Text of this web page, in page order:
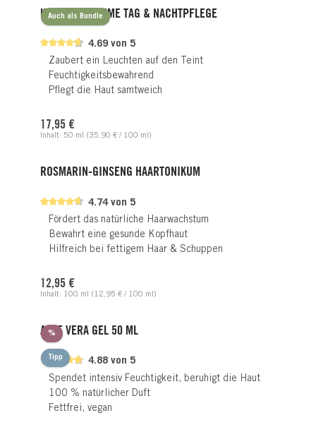
Auch als Bundle
4.69 von 5
KAROTTEN CREME TAG & NACHTPFLEGE
Zaubert ein Leuchten auf den Teint
Feuchtigkeitsbewahrend
Pflegt die Haut samtweich
Inhalt: 50 ml (35,90 € / 100 ml)
17,95 €
4.74 von 5
ROSMARIN-GINSENG HAARTONIKUM
Fördert das natürliche Haarwachstum
Bewahrt eine gesunde Kopfhaut
Hilfreich bei fettigem Haar & Schuppen
Inhalt: 100 ml (12,95 € / 100 ml)
12,95 €
%Rabatt
Tipp 4.88 von 5
ALOE VERA GEL 50 ML
Spendet intensiv Feuchtigkeit, beruhigt die Haut
100 % natürlicher Duft
Fettfrei, vegan